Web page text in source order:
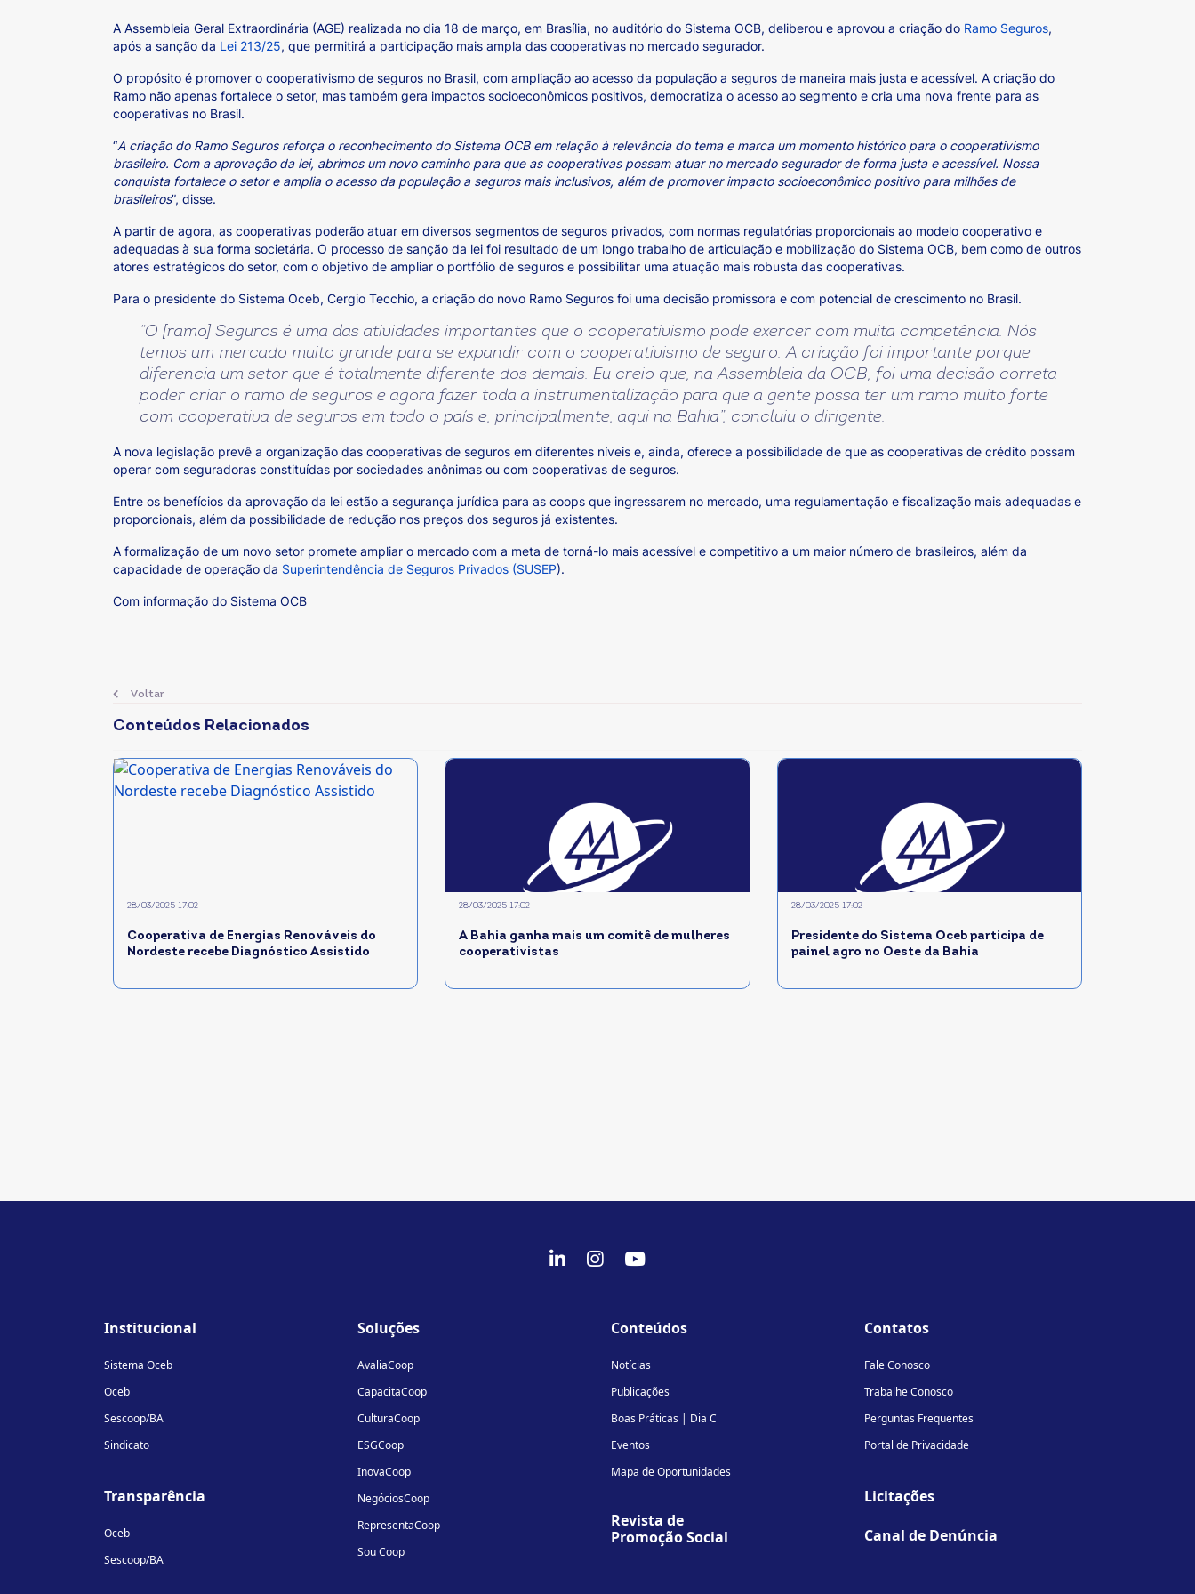
A Assembleia Geral Extraordinária (AGE) realizada no dia 18 de março, em Brasília, no auditório do Sistema OCB, deliberou e aprovou a criação do Ramo Seguros,
após a sanção da Lei 213/25, que permitirá a participação mais ampla das cooperativas no mercado segurador.
O propósito é promover o cooperativismo de seguros no Brasil, com ampliação ao acesso da população a seguros de maneira mais justa e acessível. A criação do
Ramo não apenas fortalece o setor, mas também gera impactos socioeconômicos positivos, democratiza o acesso ao segmento e cria uma nova frente para as
cooperativas no Brasil.
“A criação do Ramo Seguros reforça o reconhecimento do Sistema OCB em relação à relevância do tema e marca um momento histórico para o cooperativismo
brasileiro. Com a aprovação da lei, abrimos um novo caminho para que as cooperativas possam atuar no mercado segurador de forma justa e acessível. Nossa
conquista fortalece o setor e amplia o acesso da população a seguros mais inclusivos, além de promover impacto socioeconômico positivo para milhões de
brasileiros”, disse.
A partir de agora, as cooperativas poderão atuar em diversos segmentos de seguros privados, com normas regulatórias proporcionais ao modelo cooperativo e
adequadas à sua forma societária. O processo de sanção da lei foi resultado de um longo trabalho de articulação e mobilização do Sistema OCB, bem como de outros
atores estratégicos do setor, com o objetivo de ampliar o portfólio de seguros e possibilitar uma atuação mais robusta das cooperativas.
Para o presidente do Sistema Oceb, Cergio Tecchio, a criação do novo Ramo Seguros foi uma decisão promissora e com potencial de crescimento no Brasil.
“O [ramo] Seguros é uma das atividades importantes que o cooperativismo pode exercer com muita competência. Nós
temos um mercado muito grande para se expandir com o cooperativismo de seguro. A criação foi importante porque
diferencia um setor que é totalmente diferente dos demais. Eu creio que, na Assembleia da OCB, foi uma decisão correta
poder criar o ramo de seguros e agora fazer toda a instrumentalização para que a gente possa ter um ramo muito forte
com cooperativa de seguros em todo o país e, principalmente, aqui na Bahia”, concluiu o dirigente.
A nova legislação prevê a organização das cooperativas de seguros em diferentes níveis e, ainda, oferece a possibilidade de que as cooperativas de crédito possam
operar com seguradoras constituídas por sociedades anônimas ou com cooperativas de seguros.
Entre os benefícios da aprovação da lei estão a segurança jurídica para as coops que ingressarem no mercado, uma regulamentação e fiscalização mais adequadas e
proporcionais, além da possibilidade de redução nos preços dos seguros já existentes.
A formalização de um novo setor promete ampliar o mercado com a meta de torná-lo mais acessível e competitivo a um maior número de brasileiros, além da
capacidade de operação da Superintendência de Seguros Privados (SUSEP).
Com informação do Sistema OCB
Voltar
Conteúdos Relacionados
Cooperativa de Energias Renováveis do
Nordeste recebe Diagnóstico Assistido
28/03/2025 17:02
A Bahia ganha mais um comitê de mulheres
cooperativistas
28/03/2025 17:02
Presidente do Sistema Oceb participa de
painel agro no Oeste da Bahia
28/03/2025 17:02
fab fab fab
Institucional
Sistema Oceb
Oceb
Sescoop/BA
Sindicato
Transparência
Oceb
Sescoop/BA
Soluções
AvaliaCoop
CapacitaCoop
CulturaCoop
ESGCoop
InovaCoop
NegóciosCoop
RepresentaCoop
Sou Coop
Conteúdos
Notícias
Publicações
Boas Práticas | Dia C
Eventos
Mapa de Oportunidades
Revista de
Promoção Social
Contatos
Fale Conosco
Trabalhe Conosco
Perguntas Frequentes
Portal de Privacidade
Licitações
Canal de Denúncia